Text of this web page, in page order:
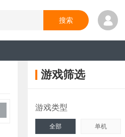
游戏筛选
游戏类型
全部 单机